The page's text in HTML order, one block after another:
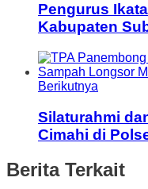
Pengurus
Kabupaten
Berikutnya
Silaturahmi
Cimahi di
Berita Terkait